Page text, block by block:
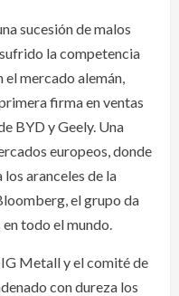
sucesión de malos
la competencia
mercado alemán,
firma en ventas
BYD y Geely. Una
europeos, donde
los aranceles de la
el grupo da
todo el mundo.
Metall y el comité de
con dureza los